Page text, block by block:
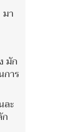
า
มัก
การ
ละ